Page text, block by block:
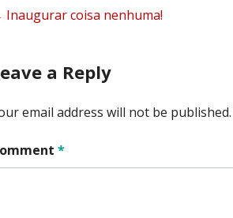
Inaugurar coisa nenhuma!
a Reply
email address will not be published.
*